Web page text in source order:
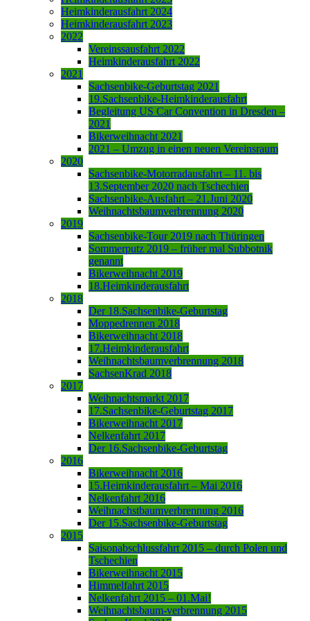
Heimkinderausfahrt 2024
Heimkinderausfahrt 2023
2022
Vereinssausfahrt 2022
Heimkinderausfahrt 2022
2021
Sachsenbike-Geburtstag 2021
19.Sachsenbike-Heimkinderausfahrt
Begleitung US Car Convention in Dresden –
2021
Bikerweihnacht 2021
2021 – Umzug in einen neuen Vereinsraum
2020
Sachsenbike-Motorradausfahrt – 11. bis
13.September 2020 nach Tschechien
Sachsenbike-Ausfahrt – 21.Juni 2020
Weihnachtsbaumverbrennung 2020
2019
Sachsenbike-Tour 2019 nach Thüringen
Sommerputz 2019 – früher mal Subbotnik
genannt
Bikerweihnacht 2019
18.Heimkinderausfahrt
2018
Der 18.Sachsenbike-Geburtstag
Moppedrennen 2018
Bikerweihnacht 2018
17.Heimkinderausfahrt
Weihnachtsbaumverbrennung 2018
SachsenKrad 2018
2017
Weihnachtsmarkt 2017
17.Sachsenbike-Geburtstag 2017
Bikerweihnacht 2017
Nelkenfahrt 2017
Der 16.Sachsenbike-Geburtstag
2016
Bikerweihnacht 2016
15.Heimkinderausfahrt – Mai 2016
Nelkenfahrt 2016
Weihnachstbaumverbrennung 2016
Der 15.Sachsenbike-Geburtstag
2015
Saisonabschlussfahrt 2015 – durch Polen und
Tschechien
Bikerweihnacht 2015
Himmelfahrt 2015
Nelkenfahrt 2015 – 01.Mai!
Weihnachtsbaum-verbrennung 2015